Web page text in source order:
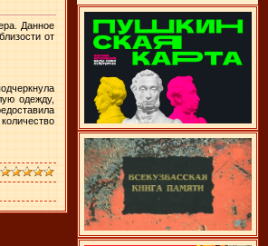
Данное
от
одежду,